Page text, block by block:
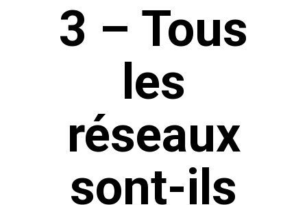
3 – Tous
les
réseaux
sont-ils